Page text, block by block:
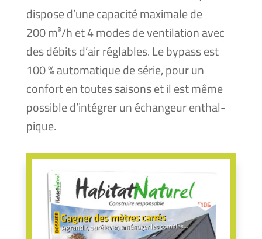
dis­pose d’une capa­ci­té maxi­male de
200 m³/h et 4 modes de ven­ti­la­tion avec
des débits d’air réglables. Le bypass est
100 % auto­ma­tique de série, pour un
confort en toutes sai­sons et il est même
pos­sible d’intégrer un échan­geur enthal­
pique.